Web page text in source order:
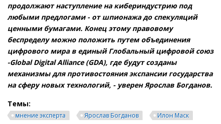
продолжают наступление на кибериндустрию под
любыми предлогами - от шпионажа до спекуляций
ценными бумагами. Конец этому правовому
беспределу можно положить путем объединения
цифрового мира в единый Глобальный цифровой союз
-Global Digital Alliance (GDA), где будут созданы
механизмы для противостояния экспансии государства
на сферу новых технологий, - уверен Ярослав Богданов.
Темы:
мнение эксперта Ярослав Богданов Илон Маск